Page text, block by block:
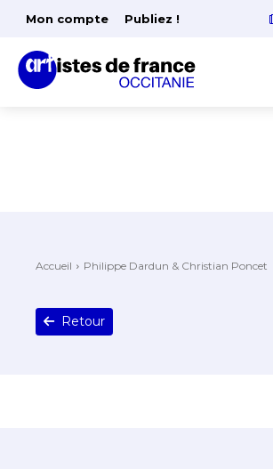
Mon compte Publiez !
Accueil Philippe Dardun & Christian Poncet
Retour